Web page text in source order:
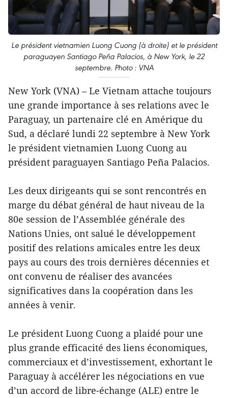
Le président vietnamien Luong Cuong (à droite) et le président
paraguayen Santiago Peña Palacios, à New York, le 22
septembre. Photo : VNA
New York (VNA) – Le Vietnam attache toujours
une grande importance à ses relations avec le
Paraguay, un partenaire clé en Amérique du
Sud, a déclaré lundi 22 septembre à New York
le président vietnamien Luong Cuong au
président paraguayen Santiago Peña Palacios.
Les deux dirigeants qui se sont rencontrés en
marge du débat général de haut niveau de la
80e session de l’Assemblée générale des
Nations Unies, ont salué le développement
positif des relations amicales entre les deux
pays au cours des trois dernières décennies et
ont convenu de réaliser des avancées
significatives dans la coopération dans les
années à venir.
Le président Luong Cuong a plaidé pour une
plus grande efficacité des liens économiques,
commerciaux et d’investissement, exhortant le
Paraguay à accélérer les négociations en vue
d’un accord de libre-échange (ALE) entre le